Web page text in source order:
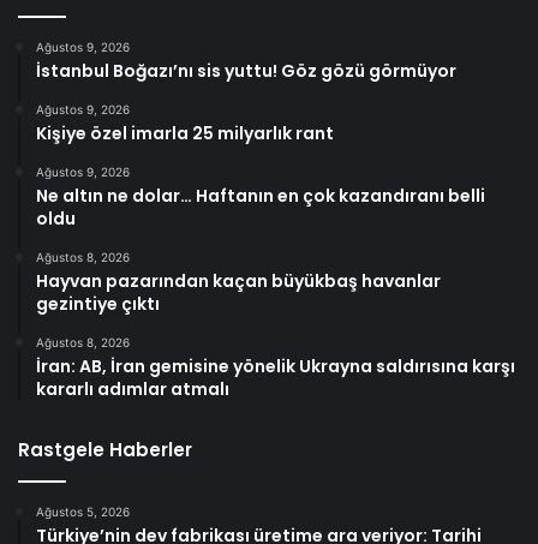
Ağustos 9, 2026
İstanbul Boğazı’nı sis yuttu! Göz gözü görmüyor
Ağustos 9, 2026
Kişiye özel imarla 25 milyarlık rant
Ağustos 9, 2026
Ne altın ne dolar… Haftanın en çok kazandıranı belli
oldu
Ağustos 8, 2026
Hayvan pazarından kaçan büyükbaş havanlar
gezintiye çıktı
Ağustos 8, 2026
İran: AB, İran gemisine yönelik Ukrayna saldırısına karşı
kararlı adımlar atmalı
Rastgele Haberler
Ağustos 5, 2026
Türkiye’nin dev fabrikası üretime ara veriyor: Tarihi